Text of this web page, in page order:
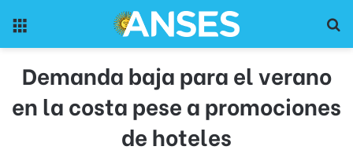
Demanda baja para el verano
en la costa pese a promociones
de hoteles